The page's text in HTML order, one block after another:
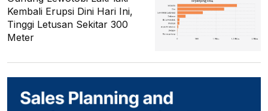
Kembali Erupsi Dini Hari Ini,
Tinggi Letusan Sekitar 300
Meter